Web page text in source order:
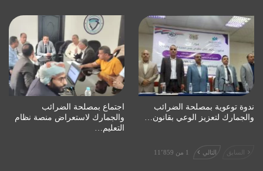
ندوة توعوية بمصلحة الضرائب
والجمارك لتعزيز الوعي بقانون…
اجتماع بمصلحة الضرائب
والجمارك لاستعراض منصة نظام
التعليم…
السابق التالي 1 من 11٬859